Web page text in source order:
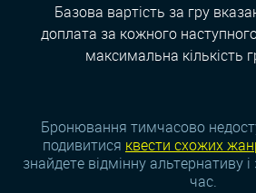
Базова вартість за гру
доплата за кожного
максимальна кількість
Бронювання тимчасово
подивитися квести схожих
знайдете відмінну альтернативу
час.